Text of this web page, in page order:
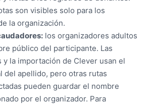
son visibles solo para los
la organización.
los organizadores adultos
público del participante. Las
y la importación de Clever usan el
del apellido, pero otras rutas
pueden guardar el nombre
por el organizador. Para